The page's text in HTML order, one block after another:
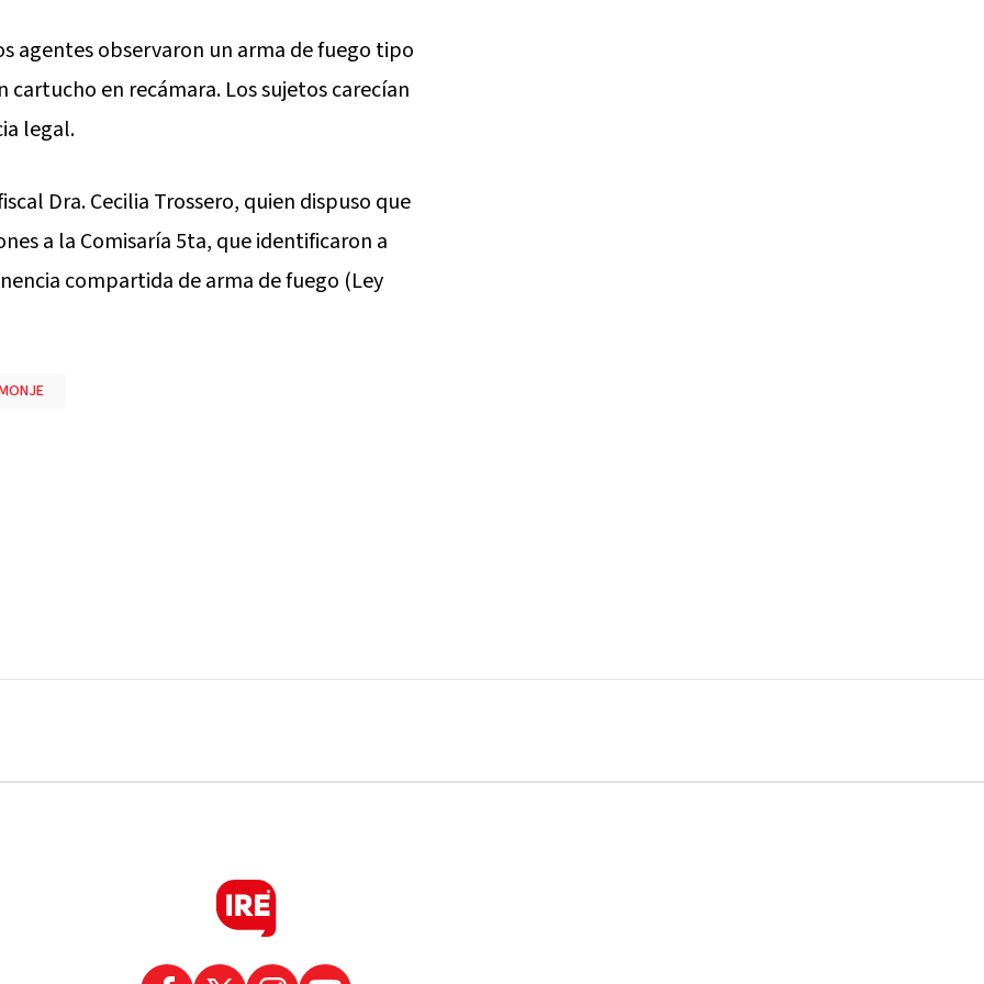
agentes observaron un arma de fuego tipo
en recámara. Los sujetos carecían
legal.
Dra. Cecilia Trossero, quien dispuso que
a la Comisaría 5ta, que identificaron a
compartida de arma de fuego (Ley